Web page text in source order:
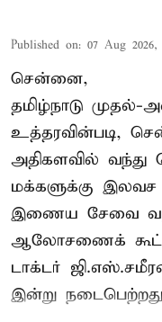
Published on: 07 Aug 2026,
சென்னை,
தமிழ்நாடு
உத்தரவின்படி,
அதிகளவில் வந்து
மக்களுக்கு இலவச
இணைய சேவை
ஆலோசணைக்
டாக்டர்
இன்று